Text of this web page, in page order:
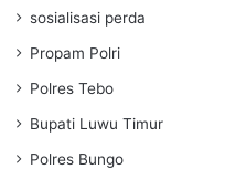
sosialisasi perda
Propam Polri
Polres Tebo
Bupati Luwu Timur
Polres Bungo